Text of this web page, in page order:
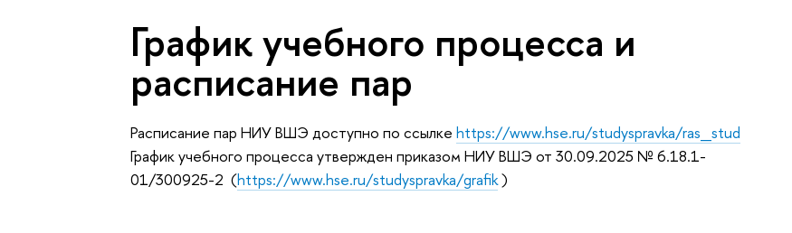
График учебного процесса и
расписание пар
Расписание пар НИУ ВШЭ доступно по ссылкеhttps://www.hse.ru/studyspravka/ras_stud
График учебного процесса утвержден приказом НИУ ВШЭ от 30.09.2025 № 6.18.1-
01/300925-2 (https://www.hse.ru/studyspravka/grafik)